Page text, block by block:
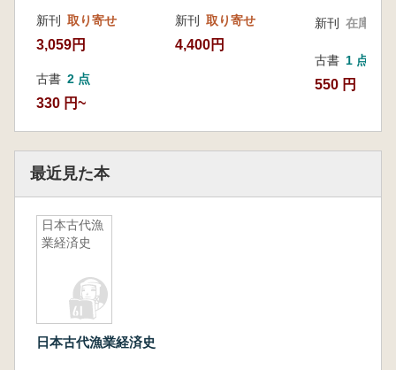
新刊 取り寄せ
3,059円
古書 2 点
330 円~
新刊 取り寄せ
4,400円
新刊 在庫なし
古書 1 点
550 円
最近見た本
日本古代漁
業経済史
日本古代漁業経済史